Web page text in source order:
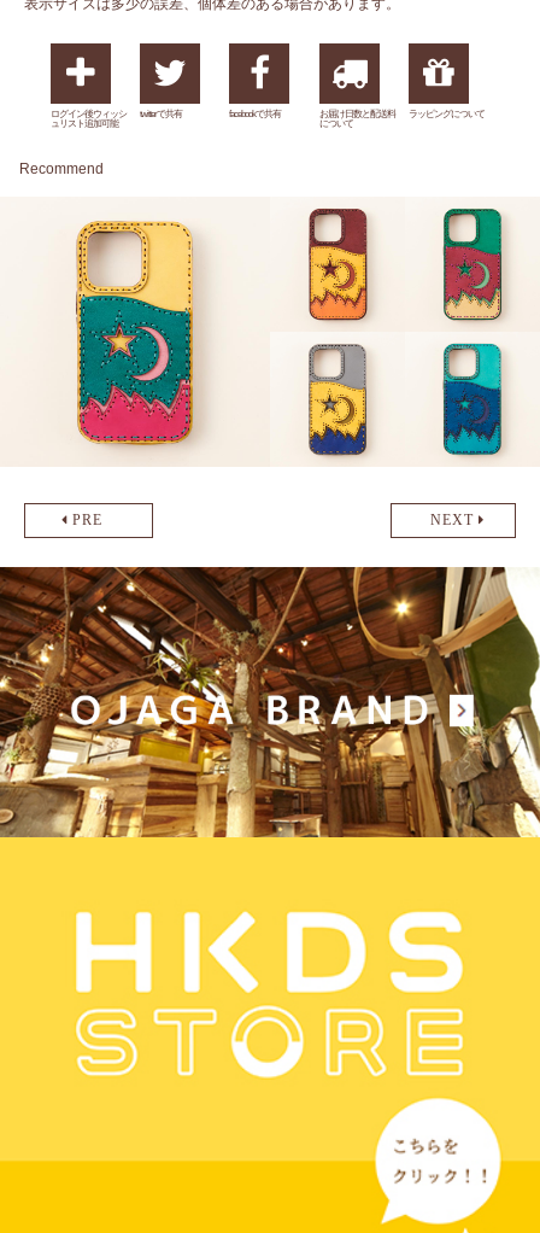
表示サイズは多少の誤差、個体差のある場合があります。
ログイン後ウィッシ
ュリスト追加可能
twitterで共有 facebookで共有
お届け日数と配送料
について
ラッピングについて
Recommend